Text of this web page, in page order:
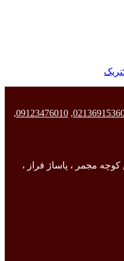
,
09123476010
,
کوچه مجمر ، پاساژ فراز ،